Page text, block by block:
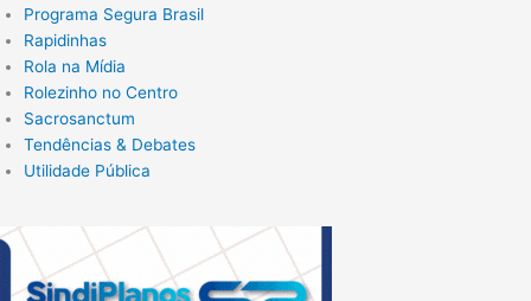
Programa Segura Brasil
Rapidinhas
Rola na Mídia
Rolezinho no Centro
Sacrosanctum
Tendências & Debates
Utilidade Pública